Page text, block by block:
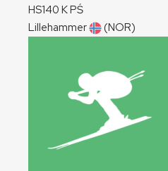
HS140 KPŚ
Lillehammer
(NOR)